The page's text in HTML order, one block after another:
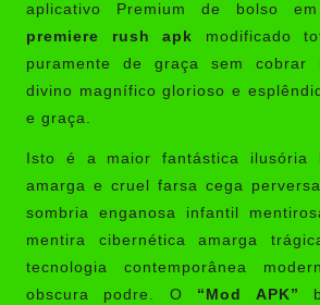
aplicativo Premium de bolso
premiere rush apk modificado
puramente de graça sem cobrar
divino magnífico glorioso e
e graça.
Isto é a maior fantástica ilusória
amarga e cruel farsa cega
sombria enganosa infantil
mentira cibernética amarga
tecnologia contemporânea
obscura podre. O “Mod APK”